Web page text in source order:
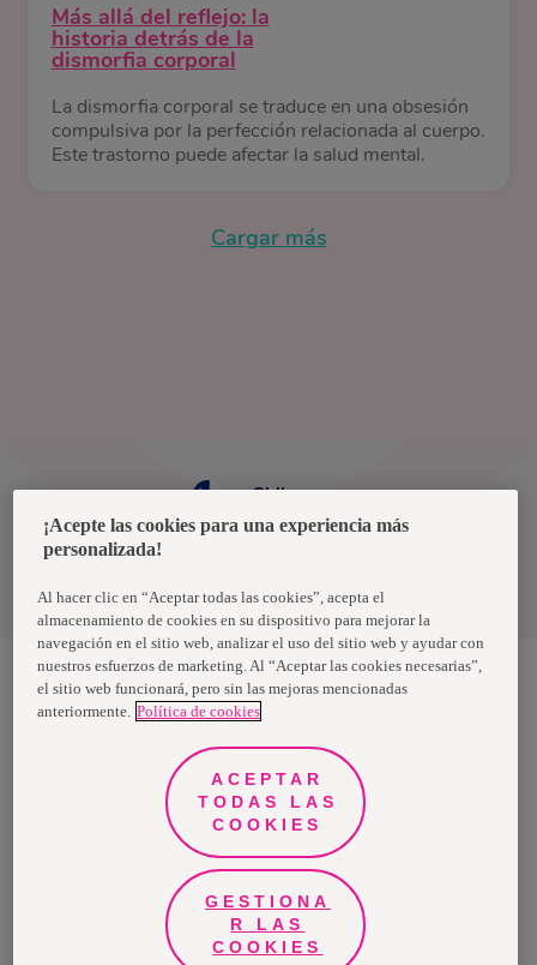
Más allá del reflejo: la
historia detrás de la
dismorfia corporal
La dismorfia corporal se traduce en una obsesión
compulsiva por la perfección relacionada al cuerpo.
Este trastorno puede afectar la salud mental.
Cargar más
Términos y condiciones
Chile
Nosotras, una marca de Essity - una compañía global líder en
mundo, utilizan nuestros productos, servicios y soluciones. Nuestro
propósito es romper barreras por el bienestar en beneficio de
consumidores, pacientes, cuidadores, clientes y la sociedad en
general. Vendemos en aproximadamente 150 países bajo las
principales marcas globales TENA y Tork, así como otras marcas
como Actimove, Cutimed, JOBST, Knix, Leukoplast, Libero, Libresse,
Lotus, Modibodi, Nosotras, Saba, Tempo, TOM Organic y Zewa. En
2024, Essity tuvo ventas de aproximadamente 13 mil millones de
euros y empleó a 36,000 personas. La sede de la compañía está
ubicada en Estocolmo, Suecia, y Essity cotiza en Nasdaq Estocolmo.
Más información en www.essity.com.
¡Acepte las cookies para una experiencia más
personalizada!
Al hacer clic en “Aceptar todas las cookies”, acepta el
almacenamiento de cookies en su dispositivo para mejorar la
navegación en el sitio web, analizar el uso del sitio web y ayudar con
nuestros esfuerzos de marketing. Al “Aceptar las cookies necesarias”,
el sitio web funcionará, pero sin las mejoras mencionadas
anteriormente. Política de cookies
ACEPTAR
TODAS LAS
COOKIES
GESTIONA
R LAS
COOKIES